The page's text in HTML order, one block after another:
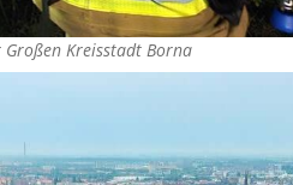
Großen Kreisstadt Borna